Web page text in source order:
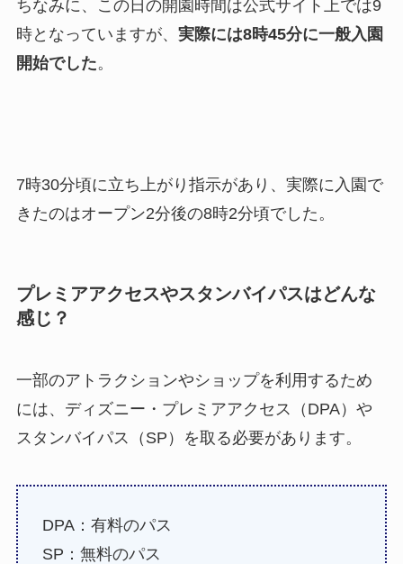
ちなみに、この日の開園時間は公式サイト上では9
時となっていますが、 実際には8時45分に一般入園
開始でした。
7時30分頃に立ち上がり指示があり、実際に入園で
きたのはオープン2分後の8時2分頃でした。
プレミアアクセスやスタンバイパスはどんな
感じ？
一部のアトラクションやショップを利用するため
には、ディズニー・プレミアアクセス（DPA）や
スタンバイパス（SP）を取る必要があります。
DPA：有料のパス
SP：無料のパス